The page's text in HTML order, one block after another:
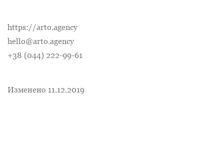
https://arto.agency
hello@arto.agency
+38 (044) 222-99-61
Изменено 11.12.2019